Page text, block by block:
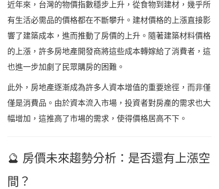
近年來，台灣的物價指數穩步上升，從食物到建材，幾乎所
有生活必需品的價格都在不斷攀升。建材價格的上漲直接影
響了建築成本，進而推動了房價的上升。隨著建築材料價格
的上漲，許多房地產開發商將這些成本轉嫁給了消費者，這
也進一步加劇了民眾購房的困難。
此外，房地產逐漸成為許多人資本增值的重要途徑，而非僅
僅是消費品。由於資本流入市場，投資者對房產的需求也大
幅增加，這推高了市場的需求，使得價格居高不下。
🔮 房價未來趨勢分析：是否還有上漲空
間？